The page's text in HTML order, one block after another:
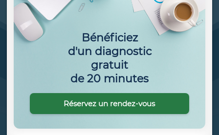
Bénéficiez
d'un diagnostic
gratuit
de 20 minutes
Réservez un rendez-vous